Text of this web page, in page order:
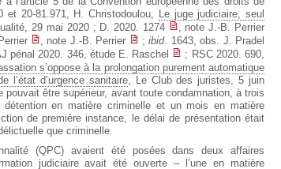
et 20-81.971, H. Christodoulou, Le juge judiciaire, seul
29 mai 2020 ; D. 2020. 1274
, note J.-B. Perrier
, note J.-B. Perrier ;ibid. 1643, obs. J. Pradel
pénal 2020. 346, étude E. Raschel
; RSC 2020. 690,
s’oppose à la prolongation purement automatique
l’état d’urgence sanitaire, Le Club des juristes, 5 juin
être supérieur, avant toute condamnation, à trois
en matière criminelle et un mois en matière
de première instance, le délai de présentation était
que criminelle.
(QPC) avaient été posées dans deux affaires
judiciaire avait été ouverte – l’une en matière